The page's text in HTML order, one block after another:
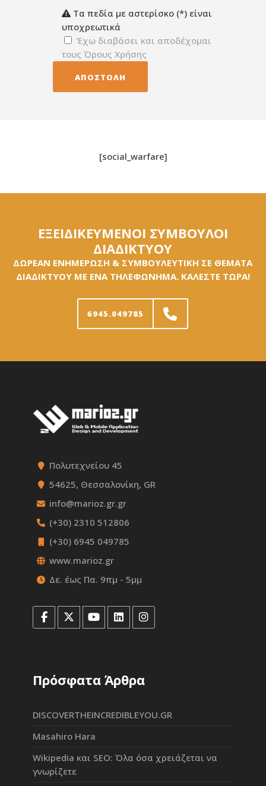
Τα πεδία με αστερίσκο (*) είναι
υποχρεωτικά
'Εχω διαβάσει και αποδέχομαι
τους Όρους Χρήσης
[social_warfare]
ΕΞΕΙΔΙΚΕΥΜΕΝΟΙ ΣΥΜΒΟΥΛΟΙ
ΔΙΑΔΙΚΤΥΟΥ
ΔΩΡΕΑΝ ΕΝΗΜΕΡΩΣΗ & ΣΥΜΒΟΥΛΕΥΤΙΚΗ ΣΕ ΘΕΜΑΤΑ
ΔΙΑΔΙΚΤΥΟΥ ΜΕ ΕΝΑ ΤΗΛΕΦΩΝΗΜΑ. ΚΑΛΕΣΤΕ ΤΩΡΑ!
6945.049785
Πολυτεχνείου 45
54625, Θεσσαλονίκη, GR
info@marioz.gr.gr
(+30) 2310 512806
(+30) 6945 049785
www.marioz.gr
Δε. έως Πα. 9πμ - 5μμ
Πρόσφατα Άρθρα
DISCOVERTHEINCREDIBLEYOU.GR
Masahiro Hara
Wikipedia και SEO: Όλα όσα χρειάζεται να
γνωρίζετε